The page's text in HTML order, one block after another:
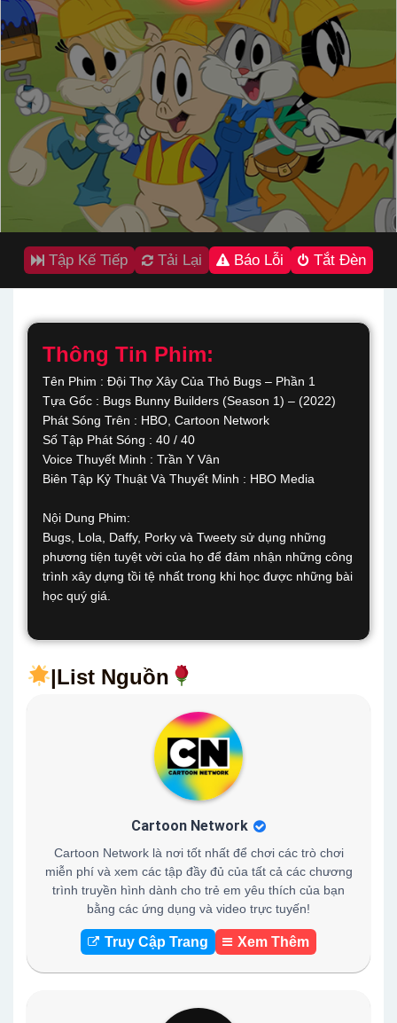
Tập Kế Tiếp Tải Lại Báo Lỗi Tắt Đèn
Thông Tin Phim:
Tên Phim : Đội Thợ Xây Của Thỏ Bugs – Phần 1
Tựa Gốc : Bugs Bunny Builders (Season 1) – (2022)
Phát Sóng Trên : HBO, Cartoon Network
Số Tập Phát Sóng : 40 / 40
Voice Thuyết Minh : Trần Y Vân
Biên Tập Kỷ Thuật Và Thuyết Minh : HBO Media
Nội Dung Phim:
Bugs, Lola, Daffy, Porky và Tweety sử dụng những
phương tiện tuyệt vời của họ để đảm nhận những công
trình xây dựng tồi tệ nhất trong khi học được những bài
học quý giá.
|List Nguồn
Cartoon Network
Cartoon Network là nơi tốt nhất để chơi các trò chơi
miễn phí và xem các tập đầy đủ của tất cả các chương
trình truyền hình dành cho trẻ em yêu thích của bạn
bằng các ứng dụng và video trực tuyến!
Truy Cập Trang Xem Thêm